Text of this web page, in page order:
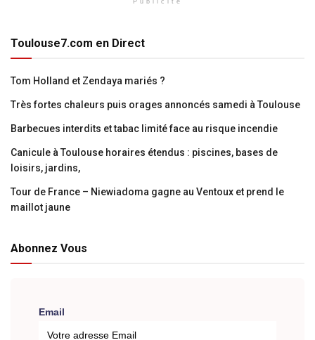
Toulouse7.com en Direct
Tom Holland et Zendaya mariés ?
Très fortes chaleurs puis orages annoncés samedi à Toulouse
Barbecues interdits et tabac limité face au risque incendie
Canicule à Toulouse horaires étendus : piscines, bases de
loisirs, jardins,
Tour de France – Niewiadoma gagne au Ventoux et prend le
maillot jaune
Abonnez Vous
Email